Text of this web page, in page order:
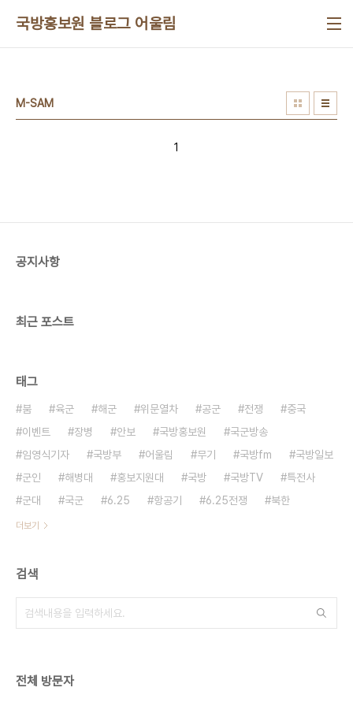
국방홍보원 블로그 어울림
M-SAM
1
공지사항
최근 포스트
태그
붐 육군 해군 위문열차 공군 전쟁
중국
이벤트
장병 안보 국방홍보원
국군방송
임영식기자
국방부 어울림 무기 국방fm
국방일보
군인
해병대 홍보지원대 국방 국방TV
특전사
군대
국군 6.25 항공기 6.25전쟁 북한
더보기
검색
전체 방문자